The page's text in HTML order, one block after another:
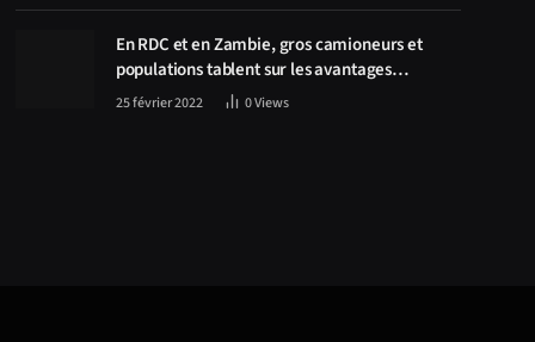
En RDC et en Zambie, gros camioneurs et
populations tablent sur les avantages
économiques de la route Kolwezi-Solwezi
25 février 2022 0Views